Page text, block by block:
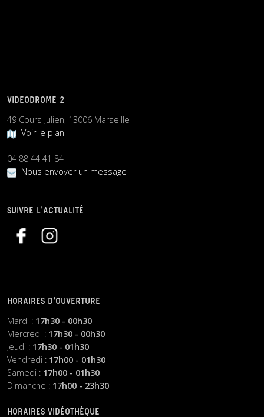
VIDEODROME 2
49 Cours Julien, 13006 Marseille
Voir le plan
04 88 44 41 84
Nous envoyer un message
SUIVRE L’ACTUALITÉ
HORAIRES D’OUVERTURE
Mardi : 17h30 - 00h30
Mercredi : 17h30 - 00h30
Jeudi : 17h30 - 01h30
Vendredi : 17h00 - 01h30
Samedi : 17h00 - 01h30
Dimanche : 17h00 - 23h30
HORAIRES VIDÉOTHÈQUE